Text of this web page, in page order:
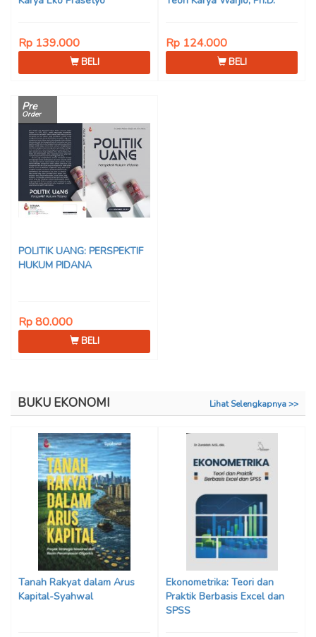
Rp 139.000
BELI
Rp 124.000
BELI
Pre
Order
POLITIK UANG: PERSPEKTIF
HUKUM PIDANA
Rp 80.000
BELI
BUKU EKONOMI Lihat Selengkapnya >>
Tanah Rakyat dalam Arus
Kapital-Syahwal
Ekonometrika: Teori dan
Praktik Berbasis Excel dan
SPSS